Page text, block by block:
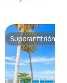
Superanfitrión
Superanfitrión